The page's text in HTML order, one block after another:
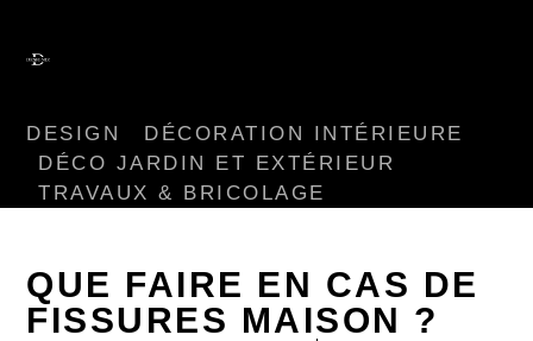
DESIGN
DÉCORATION INTÉRIEURE
DÉCO JARDIN ET EXTÉRIEUR
TRAVAUX & BRICOLAGE
QUE FAIRE EN CAS DE
FISSURES MAISON ?